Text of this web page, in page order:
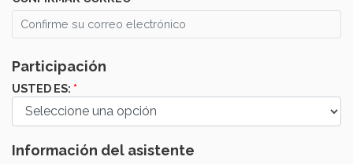
Participación
USTED ES: *
Información del asistente